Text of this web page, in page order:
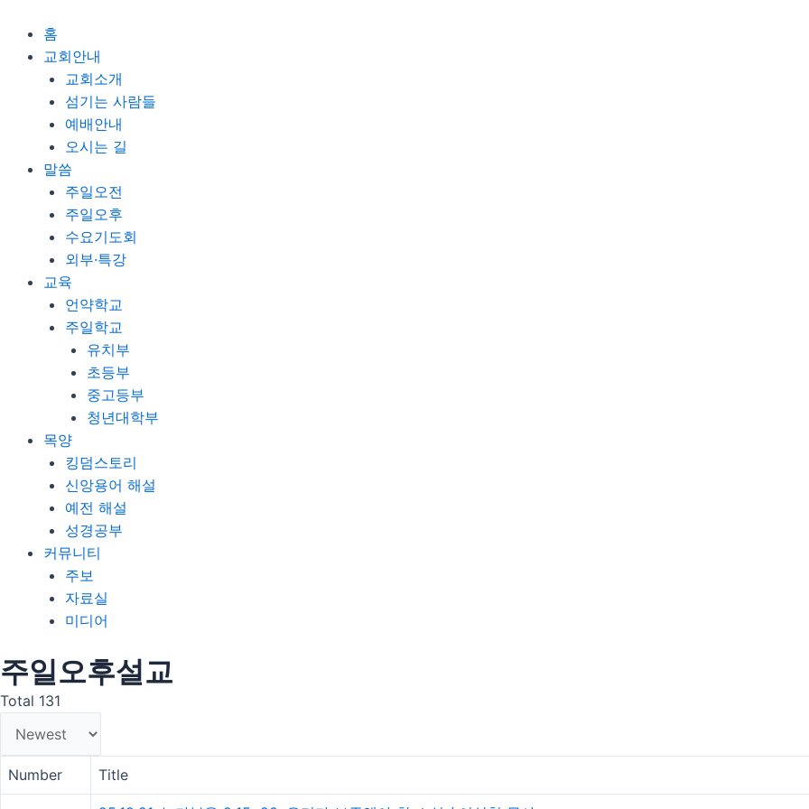
홈
교회안내
교회소개
섬기는 사람들
예배안내
오시는 길
말씀
주일오전
주일오후
수요기도회
외부·특강
교육
언약학교
주일학교
유치부
초등부
중고등부
청년대학부
목양
킹덤스토리
신앙용어 해설
예전 해설
성경공부
커뮤니티
주보
자료실
미디어
주일오후설교
Total 131
Number Title